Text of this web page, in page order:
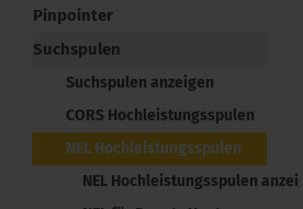
Pinpointer
Suchspulen
Suchspulen anzeigen
CORS Hochleistungsspulen
NEL Hochleistungsspulen
NEL Hochleistungsspulen